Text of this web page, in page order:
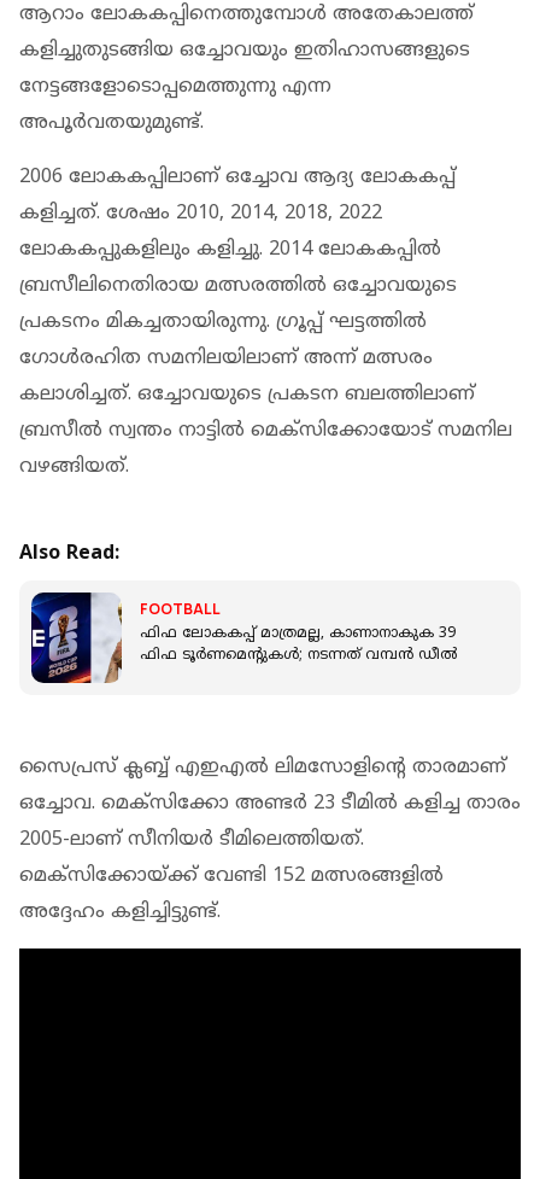
ആറാം ലോകകപ്പിനെത്തുമ്പോള്‍ അതേകാലത്ത്
കളിച്ചുതുടങ്ങിയ ഒച്ചോവയും ഇതിഹാസങ്ങളുടെ
നേട്ടങ്ങളോടൊപ്പമെത്തുന്നു എന്ന
അപൂര്‍വതയുമുണ്ട്.
2006 ലോകകപ്പിലാണ് ഒച്ചോവ ആദ്യ ലോകകപ്പ്
കളിച്ചത്. ശേഷം 2010, 2014, 2018, 2022
ലോകകപ്പുകളിലും കളിച്ചു. 2014 ലോകകപ്പില്‍
ബ്രസീലിനെതിരായ മത്സരത്തില്‍ ഒച്ചോവയുടെ
പ്രകടനം മികച്ചതായിരുന്നു. ഗ്രൂപ്പ് ഘട്ടത്തില്‍
ഗോള്‍രഹിത സമനിലയിലാണ് അന്ന് മത്സരം
കലാശിച്ചത്. ഒച്ചോവയുടെ പ്രകടന ബലത്തിലാണ്
ബ്രസീല്‍ സ്വന്തം നാട്ടില്‍ മെക്‌സിക്കോയോട് സമനില
വഴങ്ങിയത്.
Also Read:
FOOTBALL
ഫിഫ ലോകകപ്പ് മാത്രമല്ല, കാണാനാകുക 39
ഫിഫ ടൂര്‍ണമെന്റുകള്‍; നടന്നത് വമ്പന്‍ ഡീല്‍
സൈപ്രസ് ക്ലബ്ബ് എഇഎല്‍ ലിമസോളിന്റെ താരമാണ്
ഒച്ചോവ. മെക്‌സിക്കോ അണ്ടര്‍ 23 ടീമില്‍ കളിച്ച താരം
2005-ലാണ് സീനിയര്‍ ടീമിലെത്തിയത്.
മെക്‌സിക്കോയ്ക്ക് വേണ്ടി 152 മത്സരങ്ങളില്‍
അദ്ദേഹം കളിച്ചിട്ടുണ്ട്.